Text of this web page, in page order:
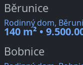
Běrunice
Rodinný dom,
140 m² •
Bobnice